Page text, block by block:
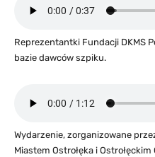
Reprezentantki Fundacji DKMS
bazie dawców szpiku.
Wydarzenie, zorganizowane
Miastem Ostrołęka i